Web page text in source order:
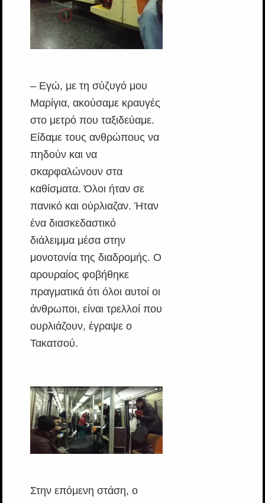
– Εγώ, με τη σύζυγό μου
Μαρίγια, ακούσαμε κραυγές
στο μετρό που ταξιδεύαμε.
Είδαμε τους ανθρώπους να
πηδούν και να
σκαρφαλώνουν στα
καθίσματα. Όλοι ήταν σε
πανικό και ούρλιαζαν. Ήταν
ένα διασκεδαστικό
διάλειμμα μέσα στην
μονοτονία της διαδρομής. Ο
αρουραίος φοβήθηκε
πραγματικά ότι όλοι αυτοί οι
άνθρωποι, είναι τρελλοί που
ουρλιάζουν, έγραψε ο
Τακατσού.
Στην επόμενη στάση, ο